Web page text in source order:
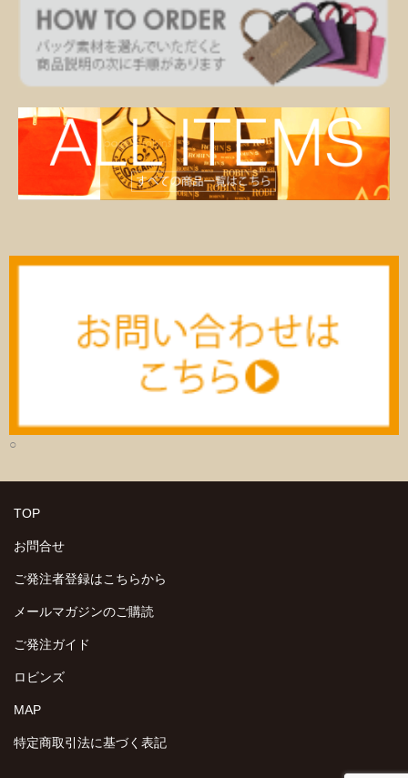
○
TOP
お問合せ
ご発注者登録はこちらから
メールマガジンのご購読
ご発注ガイド
ロビンズ
MAP
特定商取引法に基づく表記